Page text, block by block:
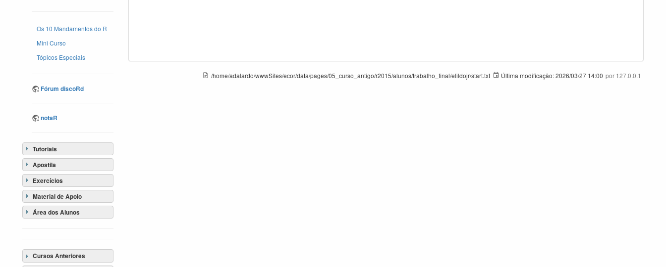
Os 10 Mandamentos do R
Mini Curso
Tópicos Especiais
Fórum discoRd
notaR
Tutoriais
Apostila
Exercícios
Material de Apoio
Área dos Alunos
Cursos Anteriores
/home/adalardo/wwwSites/ecor/data/pages/05_curso_antigo/r2015/alunos/trabalho_final/elildojr/start.txt Última modificação:2026/03/27 14:00 por 127.0.0.1